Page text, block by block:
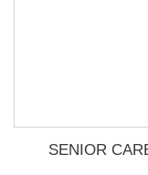
SENIOR